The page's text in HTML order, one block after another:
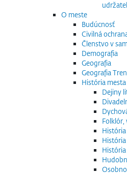
O meste
Budúcnosť
Civilná
Členstvo v
Demografia
Geografia
Geografia
História mesta
Dejiny
Folklór,
História